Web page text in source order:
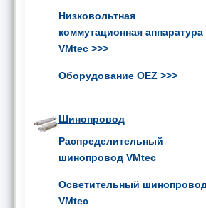
Низковольтная
коммутационная аппаратура
VMtec >>>
Оборудование OEZ >>>
Шинопровод
Распределительный
шинопровод VMtec
Осветительный
VMtec